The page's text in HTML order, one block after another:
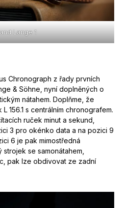
Lange 1
Chronograph z řady prvních
& Söhne, nyní doplněných o
nátahem. Doplňme, že
156.1 s centrálním chronografem.
ruček minut a sekund,
3 pro okénko data a na pozici 9
6 je pak mimostředná
se samonátahem,
pak lze obdivovat ze zadní